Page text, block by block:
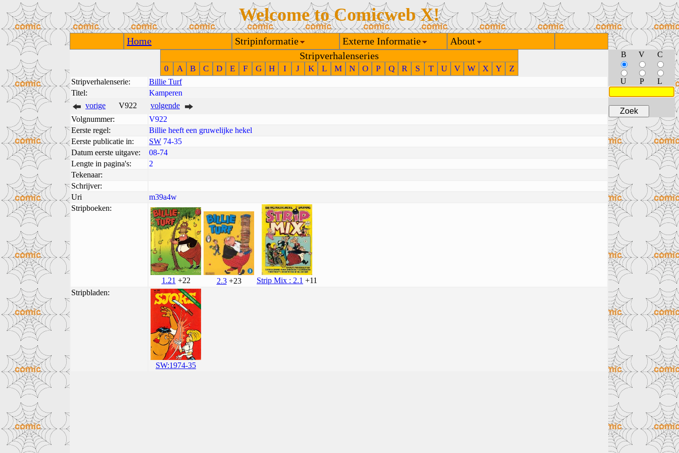
Welcome to Comicweb X!
Home Stripinformatie Externe Informatie
About
Stripverhalenseries
0 A B C D E F G H I J K L M N O P Q R S T U V W X Y Z
Stripverhalenserie:
Billie Turf
Titel:
Kamperen
vorige
V922
volgende
Volgnummer:
V922
Eerste regel:
Billie heeft een gruwelijke hekel
Eerste publicatie in:
SW 74-35
Datum eerste uitgave:
08-74
Lengte in pagina's:
2
Tekenaar:
Schrijver:
Uri
m39a4w
Stripboeken:
1.21 +22 2.3+23 Strip Mix : 2.1 +11
Stripbladen:
SW:1974-35
B V C
U P L